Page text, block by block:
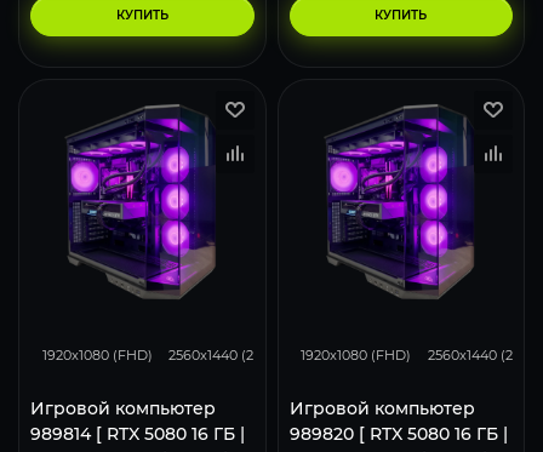
КУПИТЬ КУПИТЬ
1920x1080 (FHD) 2560x1440 (2K) 3840x2160 (4K)
Игровой компьютер
989814 [ RTX 5080 16 ГБ |
1920x1080 (FHD) 2560x1440 (2K)
Игровой компьютер
989820 [ RTX 5080 16 ГБ |